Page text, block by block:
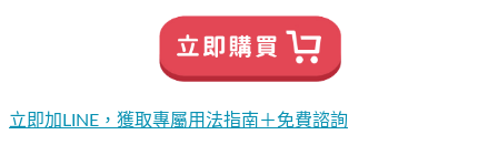
立即加LINE，獲取專屬用法指南＋免費諮詢